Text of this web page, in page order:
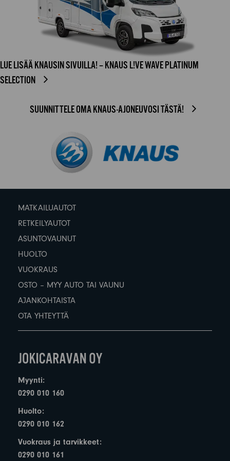
LUE LISÄÄ KNAUSIN SIVUILLA! – KNAUS L!VE WAVE PLATINUM
SELECTION
SUUNNITTELE OMA KNAUS-AJONEUVOSI TÄSTÄ!
MATKAILUAUTOT
RETKEILYAUTOT
ASUNTOVAUNUT
HUOLTO
VUOKRAUS
OSTO – MYY AUTO TAI VAUNU
AJANKOHTAISTA
OTA YHTEYTTÄ
Myynti:
0290 010 160
Huolto:
0290 010 162
Vuokraus ja tarvikkeet:
0290 010 161